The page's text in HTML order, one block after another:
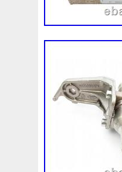
214108535r
214812415r
253102b970
253801w910